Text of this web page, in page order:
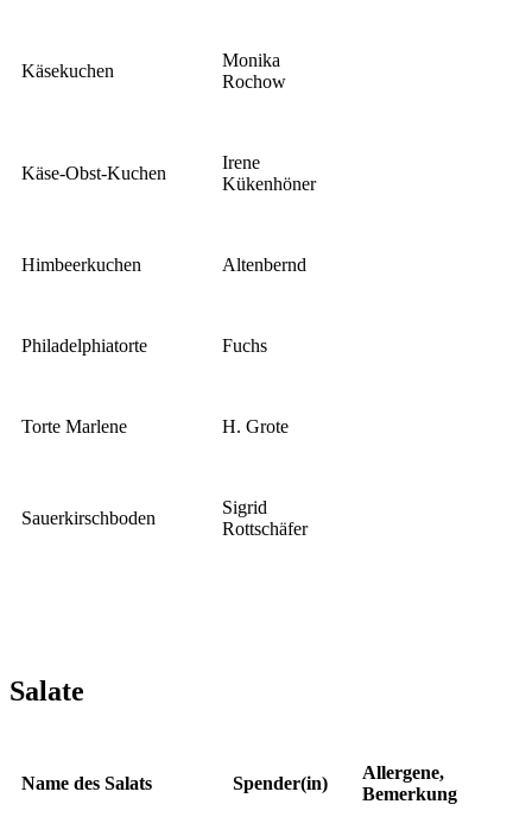
Käsekuchen
Monika
Rochow
Käse-Obst-Kuchen
Irene
Kükenhöner
Himbeerkuchen Altenbernd
Philadelphiatorte Fuchs
Torte Marlene H. Grote
Sauerkirschboden
Sigrid
Rottschäfer
Salate
Name des Salats Spender(in)
Allergene,
Bemerkung